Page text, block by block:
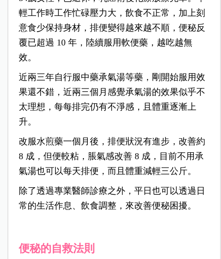
輕工作時工作忙碌壓力大，飲食不正常，加上刻
意食少保持身材，排便變得越來越不順，便秘反
覆已超過 10 年，陸續服用軟便藥，越吃越無
效。
近兩三年自行服中藥承氣湯等藥，剛開始服用效
果還不錯，近兩三個月感覺承氣湯的效果似乎不
太理想，每每排完仍有不淨感，且體重逐漸上
升。
改服水煎藥一個月後，排便狀況有進步，改善約
8 成，但便較粘，脹氣感改善 8 成，目前不用承
氣湯也可以每天排便，而且體重減輕三公斤。
除了透過專業醫師診療之外，平日也可以透過日
常的生活作息、飲食調整，來改善便秘困擾。
便秘的自救法則